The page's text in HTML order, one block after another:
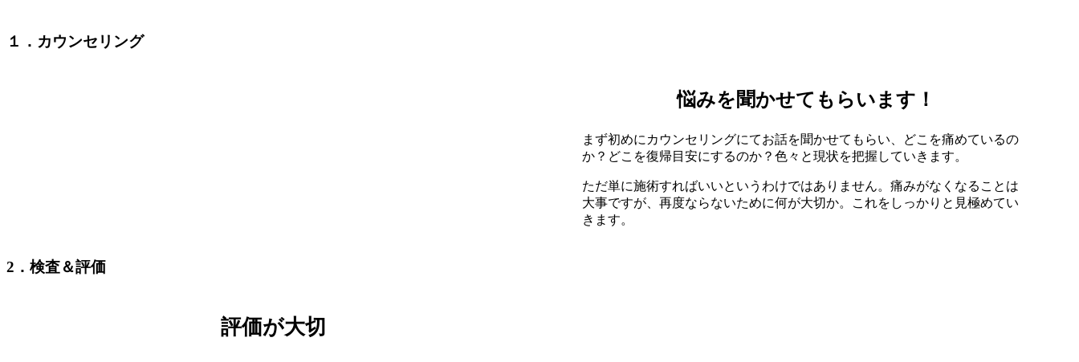
１．カウンセリング
悩みを聞かせてもらいます！
まず初めにカウンセリングにてお話を聞かせてもらい、どこを痛めているの
か？どこを復帰目安にするのか？色々と現状を把握していきます。
ただ単に施術すればいいというわけではありません。痛みがなくなることは
大事ですが、再度ならないために何が大切か。これをしっかりと見極めてい
きます。
2．検査＆評価
評価が大切